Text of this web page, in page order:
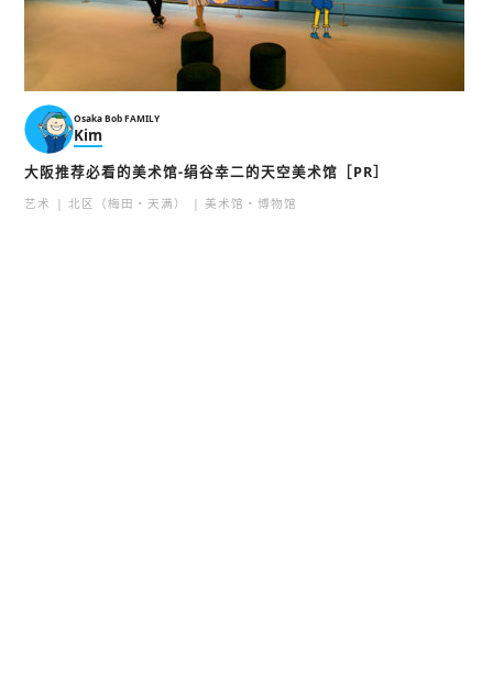
Osaka Bob FAMILY
Kim
大阪推荐必看的美术馆-绢谷幸二的天空美术馆［PR］
艺术 北区（梅田・天满） 美术馆・博物馆